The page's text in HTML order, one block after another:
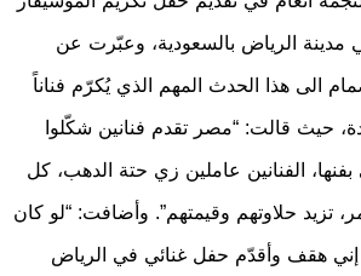
مدينة الرياض بالسعودية، وعبّرت عن
الى هذا الحدث المهم الذي يُكرّم فناناً
حيث قالت: “مصر تقدم فنانين شكّلوا
الفنانين عاملين زي حتة الدهب، كل
تزيد حلاوتهم وقيمتهم”. وأضافت: “لو كان
هقف وأقدّم حفل غنائي في الرياض